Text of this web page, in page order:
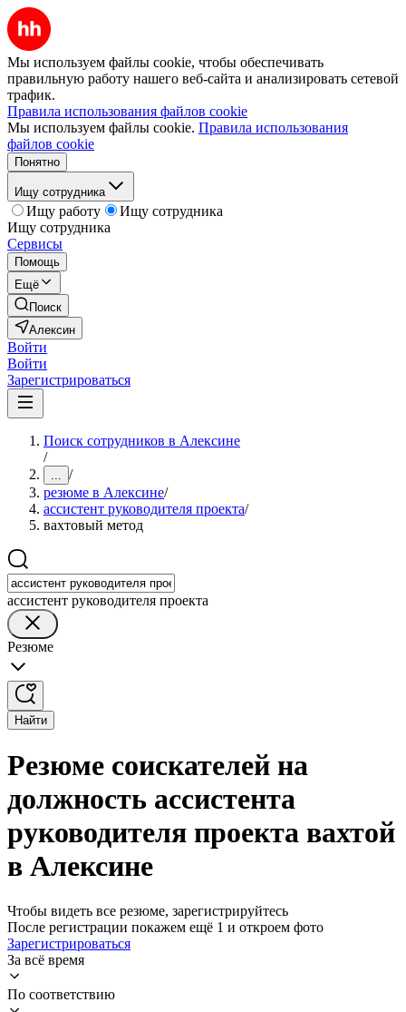
Мы используем файлы cookie, чтобы обеспечивать
правильную работу нашего веб-сайта и анализировать сетевой
трафик.
Правила использования файлов cookie
Мы используем файлы cookie. Правила использования
файлов cookie
Понятно
Ищу сотрудника
Ищу работу
Ищу сотрудника
Ищу сотрудника
Сервисы
Помощь
Ещё
Поиск
Алексин
Войти
Войти
Зарегистрироваться
Поиск сотрудников в Алексине
/
... /
резюме в Алексине/
ассистент руководителя проекта/
вахтовый метод
ассистент руководителя проекта
Резюме
Найти
Резюме соискателей на
должность ассистента
руководителя проекта вахтой
в Алексине
Чтобы видеть все резюме, зарегистрируйтесь
После регистрации покажем ещё 1 и откроем фото
Зарегистрироваться
За всё время
По соответствию